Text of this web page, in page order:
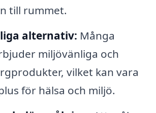
till rummet.
alternativ: Många
miljövänliga och
vilket kan vara
för hälsa och miljö.